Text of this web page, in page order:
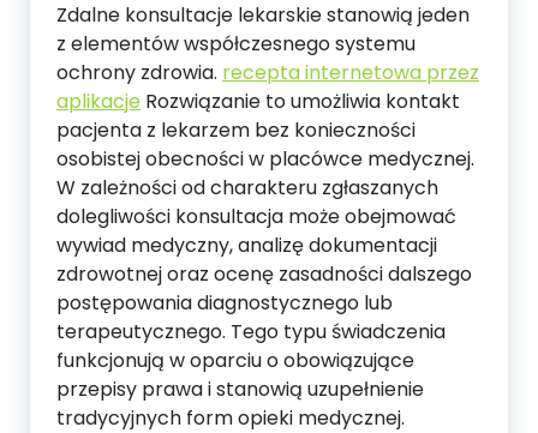
Zdalne konsultacje lekarskie stanowią jeden
z elementów współczesnego systemu
ochrony zdrowia. recepta internetowa przez
aplikacje Rozwiązanie to umożliwia kontakt
pacjenta z lekarzem bez konieczności
osobistej obecności w placówce medycznej.
W zależności od charakteru zgłaszanych
dolegliwości konsultacja może obejmować
wywiad medyczny, analizę dokumentacji
zdrowotnej oraz ocenę zasadności dalszego
postępowania diagnostycznego lub
terapeutycznego. Tego typu świadczenia
funkcjonują w oparciu o obowiązujące
przepisy prawa i stanowią uzupełnienie
tradycyjnych form opieki medycznej.